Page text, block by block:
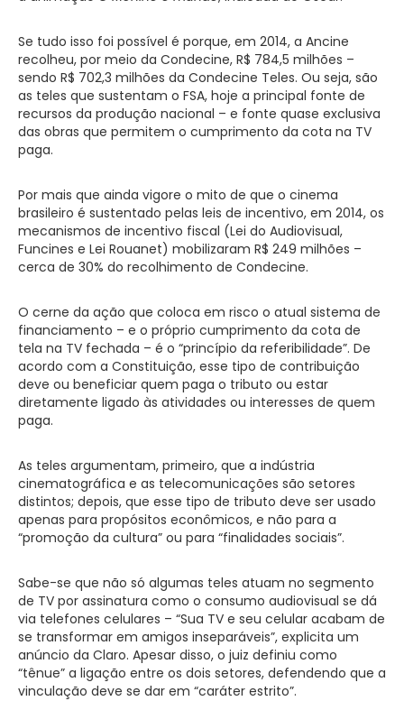
Se tudo isso foi possível é porque, em 2014, a Ancine
recolheu, por meio da Condecine, R$ 784,5 milhões –
sendo R$ 702,3 milhões da Condecine Teles. Ou seja, são
as teles que sustentam o FSA, hoje a principal fonte de
recursos da produção nacional – e fonte quase exclusiva
das obras que permitem o cumprimento da cota na TV
paga.
Por mais que ainda vigore o mito de que o cinema
brasileiro é sustentado pelas leis de incentivo, em 2014, os
mecanismos de incentivo fiscal (Lei do Audiovisual,
Funcines e Lei Rouanet) mobilizaram R$ 249 milhões –
cerca de 30% do recolhimento de Condecine.
O cerne da ação que coloca em risco o atual sistema de
financiamento – e o próprio cumprimento da cota de
tela na TV fechada – é o “princípio da referibilidade”. De
acordo com a Constituição, esse tipo de contribuição
deve ou beneficiar quem paga o tributo ou estar
diretamente ligado às atividades ou interesses de quem
paga.
As teles argumentam, primeiro, que a indústria
cinematográfica e as telecomunicações são setores
distintos; depois, que esse tipo de tributo deve ser usado
apenas para propósitos econômicos, e não para a
“promoção da cultura” ou para “finalidades sociais”.
Sabe-se que não só algumas teles atuam no segmento
de TV por assinatura como o consumo audiovisual se dá
via telefones celulares – “Sua TV e seu celular acabam de
se transformar em amigos inseparáveis”, explicita um
anúncio da Claro. Apesar disso, o juiz definiu como
“tênue” a ligação entre os dois setores, defendendo que a
vinculação deve se dar em “caráter estrito”.